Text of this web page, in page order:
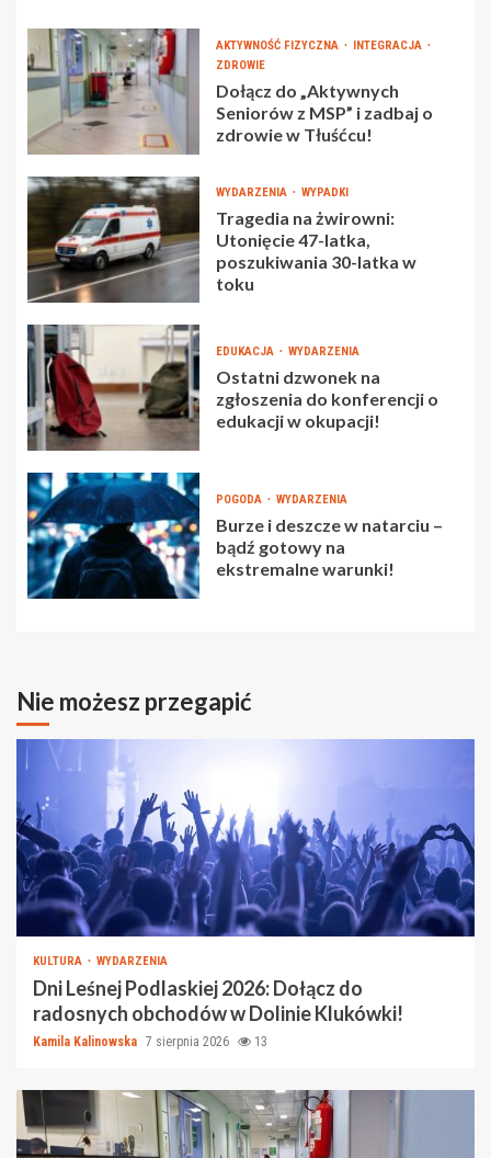
AKTYWNOŚĆ FIZYCZNA
INTEGRACJA
ZDROWIE
Dołącz do „Aktywnych
Seniorów z MSP” i zadbaj o
zdrowie w Tłuśćcu!
WYDARZENIA WYPADKI
Tragedia na żwirowni:
Utonięcie 47-latka,
poszukiwania 30-latka w
toku
EDUKACJA WYDARZENIA
Ostatni dzwonek na
zgłoszenia do konferencji o
edukacji w okupacji!
POGODA WYDARZENIA
Burze i deszcze w natarciu –
bądź gotowy na
ekstremalne warunki!
Nie możesz przegapić
KULTURA WYDARZENIA
Dni Leśnej Podlaskiej 2026: Dołącz do
radosnych obchodów w Dolinie Klukówki!
Kamila Kalinowska 7 sierpnia 2026 13